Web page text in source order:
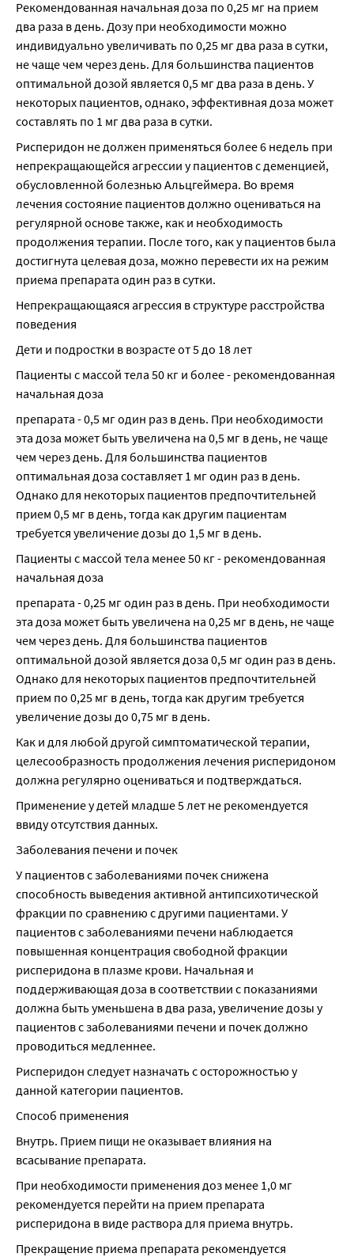
Рекомендованная начальная доза по 0,25 мг на прием
два раза в день. Дозу при необходимости можно
индивидуально увеличивать по 0,25 мг два раза в сутки,
не чаще чем через день. Для большинства пациентов
оптимальной дозой является 0,5 мг два раза в день. У
некоторых пациентов, однако, эффективная доза может
составлять по 1 мг два раза в сутки.
Рисперидон не должен применяться более 6 недель при
непрекращающейся агрессии у пациентов с деменцией,
обусловленной болезнью Альцгеймера. Во время
лечения состояние пациентов должно оцениваться на
регулярной основе также, как и необходимость
продолжения терапии. После того, как у пациентов была
достигнута целевая доза, можно перевести их на режим
приема препарата один раз в сутки.
Непрекращающаяся агрессия в структуре расстройства
поведения
Дети и подростки в возрасте от 5 до 18 лет
Пациенты с массой тела 50 кг и более - рекомендованная
начальная доза
препарата - 0,5 мг один раз в день. При необходимости
эта доза может быть увеличена на 0,5 мг в день, не чаще
чем через день. Для большинства пациентов
оптимальная доза составляет 1 мг один раз в день.
Однако для некоторых пациентов предпочтительней
прием 0,5 мг в день, тогда как другим пациентам
требуется увеличение дозы до 1,5 мг в день.
Пациенты с массой тела менее 50 кг - рекомендованная
начальная доза
препарата - 0,25 мг один раз в день. При необходимости
эта доза может быть увеличена на 0,25 мг в день, не чаще
чем через день. Для большинства пациентов
оптимальной дозой является доза 0,5 мг один раз в день.
Однако для некоторых пациентов предпочтительней
прием по 0,25 мг в день, тогда как другим требуется
увеличение дозы до 0,75 мг в день.
Как и для любой другой симптоматической терапии,
целесообразность продолжения лечения рисперидоном
должна регулярно оцениваться и подтверждаться.
Применение у детей младше 5 лет не рекомендуется
ввиду отсутствия данных.
Заболевания печени и почек
У пациентов с заболеваниями почек снижена
способность выведения активной антипсихотической
фракции по сравнению с другими пациентами. У
пациентов с заболеваниями печени наблюдается
повышенная концентрация свободной фракции
рисперидона в плазме крови. Начальная и
поддерживающая доза в соответствии с показаниями
должна быть уменьшена в два раза, увеличение дозы у
пациентов с заболеваниями печени и почек должно
проводиться медленнее.
Рисперидон следует назначать с осторожностью у
данной категории пациентов.
Способ применения
Внутрь. Прием пищи не оказывает влияния на
всасывание препарата.
При необходимости применения доз менее 1,0 мг
рекомендуется перейти на прием препарата
рисперидона в виде раствора для приема внутрь.
Прекращение приема препарата рекомендуется